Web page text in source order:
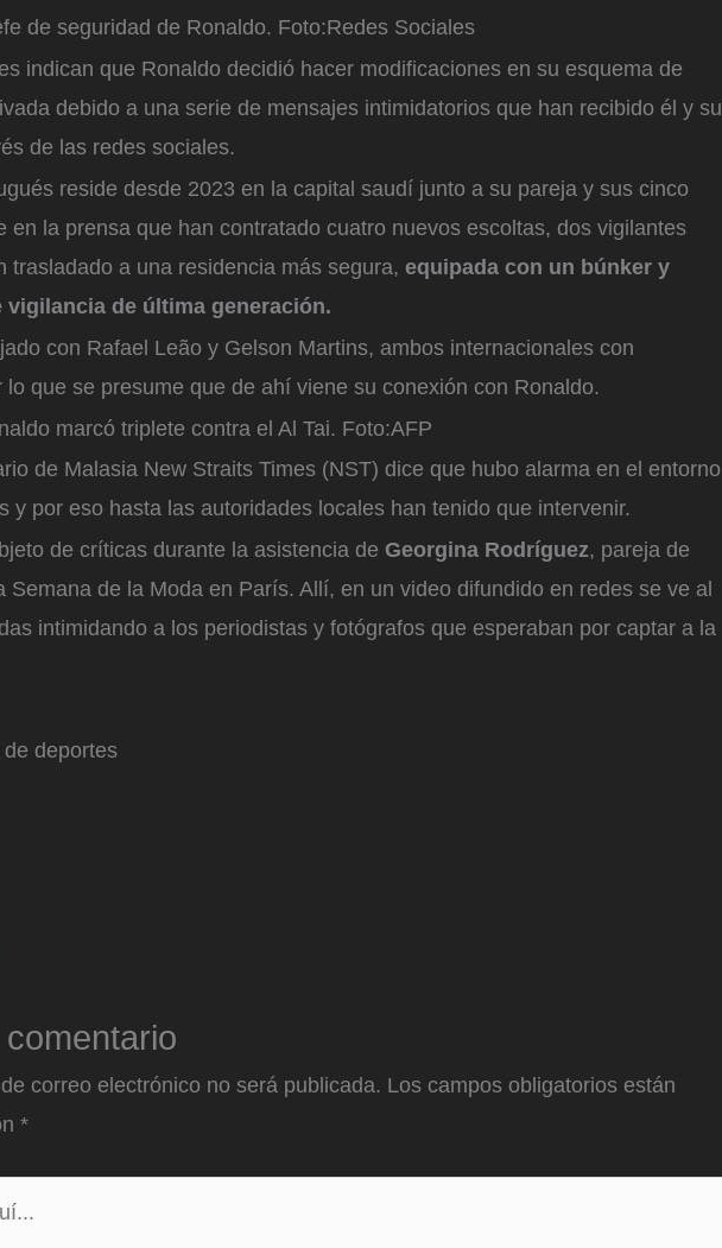
de seguridad de Ronaldo. Foto:Redes Sociales
indican que Ronaldo decidió hacer modificaciones en su esquema de
debido a una serie de mensajes intimidatorios que han recibido él y su
de las redes sociales.
reside desde 2023 en la capital saudí junto a su pareja y sus cinco
en la prensa que han contratado cuatro nuevos escoltas, dos vigilantes
trasladado a una residencia más segura, equipada con un búnker y
vigilancia de última generación.
con Rafael Leão y Gelson Martins, ambos internacionales con
lo que se presume que de ahí viene su conexión con Ronaldo.
marcó triplete contra el Al Tai. Foto:AFP
de Malasia New Straits Times (NST) dice que hubo alarma en el entorno
y por eso hasta las autoridades locales han tenido que intervenir.
de críticas durante la asistencia de Georgina Rodríguez, pareja de
Semana de la Moda en París. Allí, en un video difundido en redes se ve al
intimidando a los periodistas y fotógrafos que esperaban por captar a la
deportes
correo electrónico no será publicada. Los campos obligatorios están
*